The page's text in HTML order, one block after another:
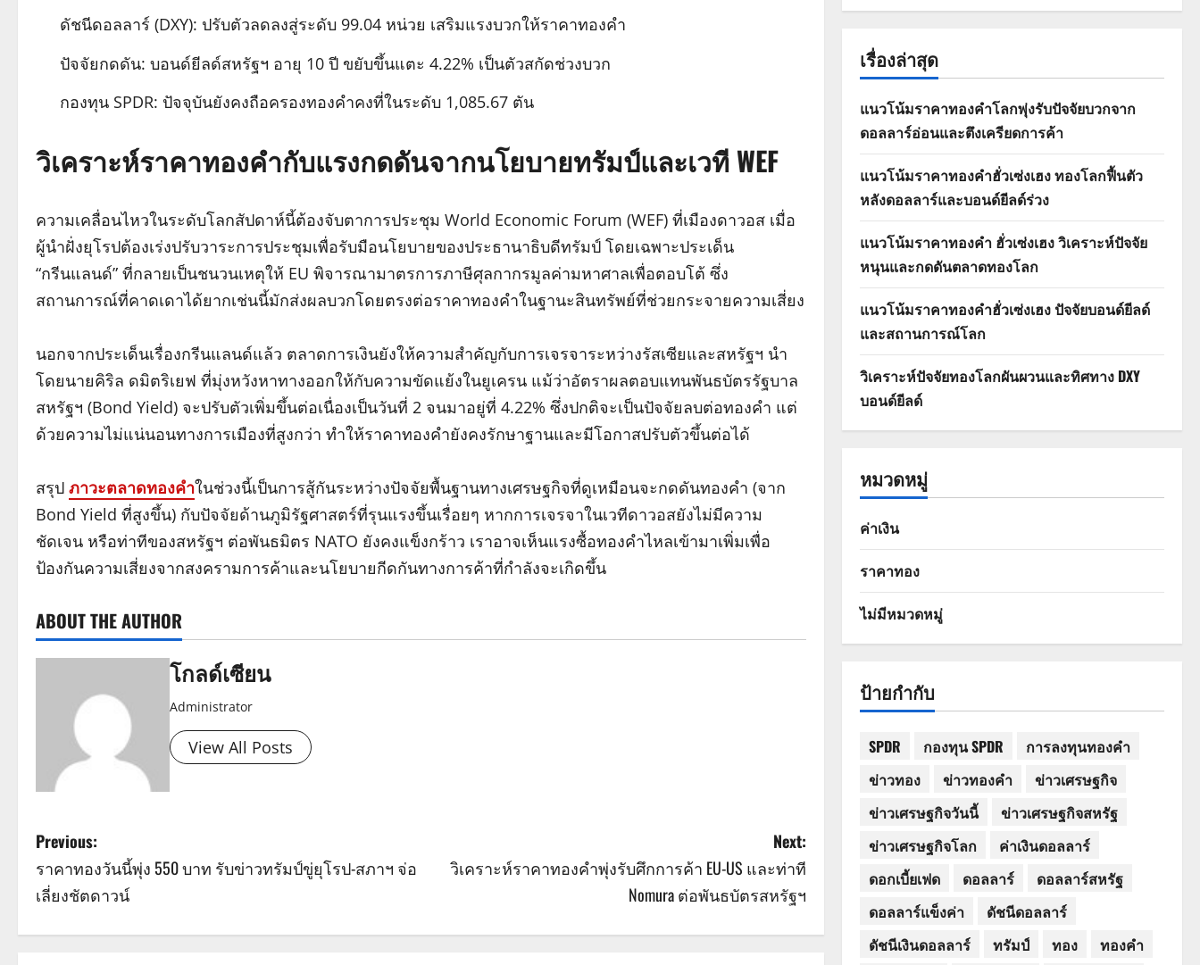
ดัชนีดอลลาร์ (DXY): ปรับตัวลดลงสู่ระดับ 99.04 หน่วย เสริมแรงบวกให้ราคาทองคำ
ปัจจัยกดดัน: บอนด์ยีลด์สหรัฐฯ อายุ 10 ปี ขยับขึ้นแตะ 4.22% เป็นตัวสกัดช่วงบวก
กองทุน SPDR: ปัจจุบันยังคงถือครองทองคำคงที่ในระดับ 1,085.67 ตัน
วิเคราะห์ราคาทองคำกับแรงกดดันจากนโยบายทรัมป์และเวที WEF
ความเคลื่อนไหวในระดับโลกสัปดาห์นี้ต้องจับตาการประชุม World Economic Forum (WEF) ที่เมืองดาวอส เมื่อ
ผู้นำฝั่งยุโรปต้องเร่งปรับวาระการประชุมเพื่อรับมือนโยบายของประธานาธิบดีทรัมป์ โดยเฉพาะประเด็น
“กรีนแลนด์” ที่กลายเป็นชนวนเหตุให้ EU พิจารณามาตรการภาษีศุลกากรมูลค่ามหาศาลเพื่อตอบโต้ ซึ่ง
สถานการณ์ที่คาดเดาได้ยากเช่นนี้มักส่งผลบวกโดยตรงต่อราคาทองคำในฐานะสินทรัพย์ที่ช่วยกระจายความเสี่ยง
นอกจากประเด็นเรื่องกรีนแลนด์แล้ว ตลาดการเงินยังให้ความสำคัญกับการเจรจาระหว่างรัสเซียและสหรัฐฯ นำ
โดยนายคิริล ดมิตริเยฟ ที่มุ่งหวังหาทางออกให้กับความขัดแย้งในยูเครน แม้ว่าอัตราผลตอบแทนพันธบัตรรัฐบาล
สหรัฐฯ (Bond Yield) จะปรับตัวเพิ่มขึ้นต่อเนื่องเป็นวันที่ 2 จนมาอยู่ที่ 4.22% ซึ่งปกติจะเป็นปัจจัยลบต่อทองคำ แต่
ด้วยความไม่แน่นอนทางการเมืองที่สูงกว่า ทำให้ราคาทองคำยังคงรักษาฐานและมีโอกาสปรับตัวขึ้นต่อได้
สรุป ภาวะตลาดทองคำในช่วงนี้เป็นการสู้กันระหว่างปัจจัยพื้นฐานทางเศรษฐกิจที่ดูเหมือนจะกดดันทองคำ (จาก
Bond Yield ที่สูงขึ้น) กับปัจจัยด้านภูมิรัฐศาสตร์ที่รุนแรงขึ้นเรื่อยๆ หากการเจรจาในเวทีดาวอสยังไม่มีความ
ชัดเจน หรือท่าทีของสหรัฐฯ ต่อพันธมิตร NATO ยังคงแข็งกร้าว เราอาจเห็นแรงซื้อทองคำไหลเข้ามาเพิ่มเพื่อ
ป้องกันความเสี่ยงจากสงครามการค้าและนโยบายกีดกันทางการค้าที่กำลังจะเกิดขึ้น
ABOUT THE AUTHOR
โกลด์เซียน
Administrator
View All Posts
P
o
Previous:
ราคาทองวันนี้พุ่ง 550 บาท รับข่าวทรัมป์ขู่ยุโรป-สภาฯ จ่อ
เลี่ยงชัตดาวน์
Next:
วิเคราะห์ราคาทองคำพุ่งรับศึกการค้า EU-US และท่าที
Nomura ต่อพันธบัตรสหรัฐฯ
เรื่องล่าสุด
แนวโน้มราคาทองคำโลกพุ่งรับปัจจัยบวกจาก
ดอลลาร์อ่อนและตึงเครียดการค้า
แนวโน้มราคาทองคำฮั่วเซ่งเฮง ทองโลกฟื้นตัว
หลังดอลลาร์และบอนด์ยีลด์ร่วง
แนวโน้มราคาทองคำ ฮั่วเซ่งเฮง วิเคราะห์ปัจจัย
หนุนและกดดันตลาดทองโลก
แนวโน้มราคาทองคำฮั่วเซ่งเฮง ปัจจัยบอนด์ยีลด์
และสถานการณ์โลก
วิเคราะห์ปัจจัยทองโลกผันผวนและทิศทาง DXY
บอนด์ยีลด์
หมวดหมู่
ค่าเงิน
ราคาทอง
ไม่มีหมวดหมู่
ป้ายกำกับ
SPDR กองทุน SPDR
การลงทุนทองคำ
ข่าวทอง
ข่าวทองคำ
ข่าวเศรษฐกิจ
ข่าวเศรษฐกิจวันนี้
ข่าวเศรษฐกิจสหรัฐ
ข่าวเศรษฐกิจโลก
ค่าเงินดอลลาร์
ดอกเบี้ยเฟด
ดอลลาร์
ดอลลาร์สหรัฐ
ดอลลาร์แข็งค่า
ดัชนีดอลลาร์
ดัชนีเงินดอลลาร์
ทรัมป์ ทอง
ทองคำ